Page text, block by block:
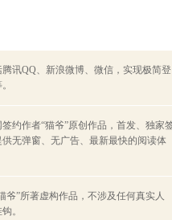
讯QQ、新浪微博、微信，实现极简登
约作者“猫爷”原创作品，首发、独家
无弹窗、无广告、最新最快的阅读体
爷”所著虚构作品，不涉及任何真实人
。